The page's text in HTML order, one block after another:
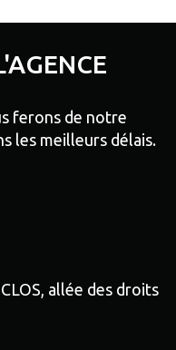
ferons de notre
les meilleurs délais.
allée des droits